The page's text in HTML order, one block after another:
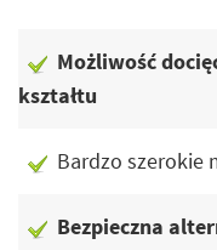
Możliwość
kształtu
Bardzo szerokie
Bezpieczna